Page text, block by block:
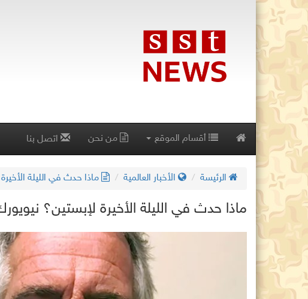
أقسام الموقع من نحن اتصل بنا
الرئيسة الأخبار العالمية ماذا حدث في الليلة
ماذا حدث في الليلة الأخيرة لإبستين؟